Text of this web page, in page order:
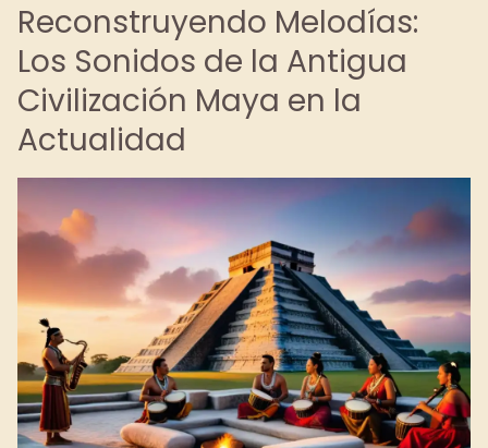
Reconstruyendo Melodías:
Los Sonidos de la Antigua
Civilización Maya en la
Actualidad